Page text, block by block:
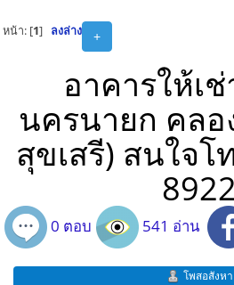
+
หน้า: [1] ลงล่าง
อาคารให้เ
นครนายก คลอ
สุขเสรี) สนใจโ
8922
0 ตอบ 541 อ่าน
โพสอสังหา